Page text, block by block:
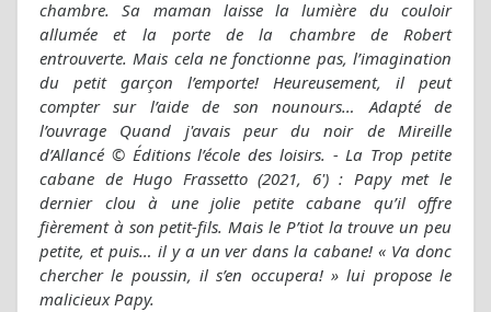
chambre. Sa maman laisse la lumière du couloir
allumée et la porte de la chambre de Robert
entrouverte. Mais cela ne fonctionne pas, l’imagination
du petit garçon l’emporte! Heureusement, il peut
compter sur l’aide de son nounours… Adapté de
l’ouvrage Quand j'avais peur du noir de Mireille
d’Allancé © Éditions l’école des loisirs. - La Trop petite
cabane de Hugo Frassetto (2021, 6') : Papy met le
dernier clou à une jolie petite cabane qu’il offre
fièrement à son petit-fils. Mais le P’tiot la trouve un peu
petite, et puis… il y a un ver dans la cabane! « Va donc
chercher le poussin, il s’en occupera! » lui propose le
malicieux Papy.